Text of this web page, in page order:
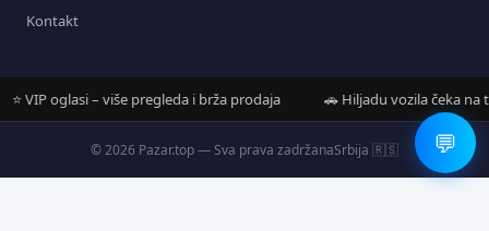
Kontakt
VIP oglasi – više pregleda i brža prodaja 🚗 Hiljadu vozila čeka na tebe
© 2026 Pazar.top — Sva prava zadržanaSrbija 🇷🇸 💬